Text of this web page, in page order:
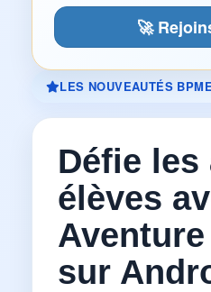
🚀
LES NOUVEAUTÉS
Défie les
élèves
sur